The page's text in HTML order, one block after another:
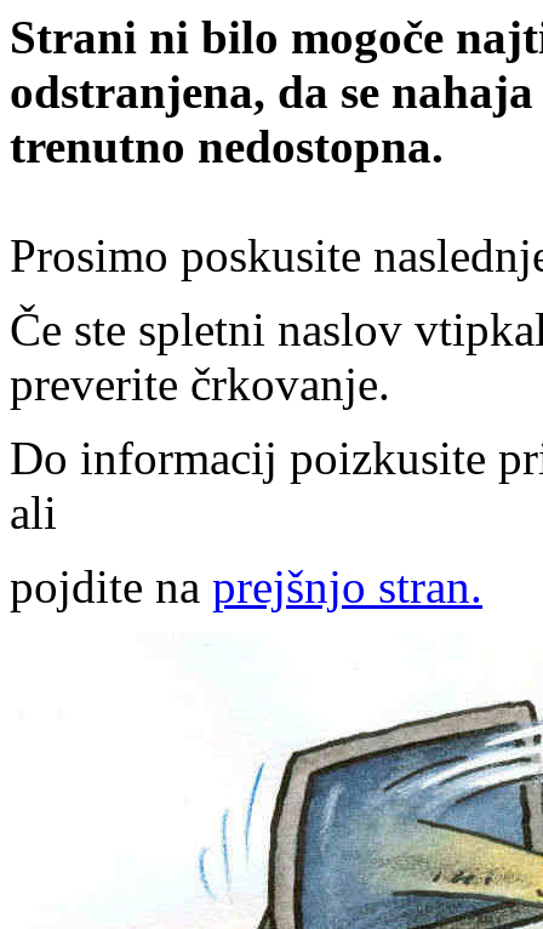
Strani ni bilo mogoče
odstranjena, da se
trenutno nedostopna.
Prosimo poskusite
Če ste spletni naslov
preverite črkovanje.
Do informacij poizkusite
ali
pojdite na prejšnjo stran.